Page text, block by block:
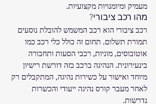
מעמיק ומיומנויות מקצועיות.
מהו רכב ציבורי?
רכב ציבורי הוא רכב המשמש להובלת נוסעים
תמורת תשלום. תחום זה כולל כלי רכב כמו
אוטובוסים, מוניות, רכבי הסעות ותחבורה
בינעירונית. הנהיגה ברכב כזה דורשת רישיון
מיוחד ואישור על כשירות נהיגה, המתקבלים רק
לאחר מעבר קורס נהיגה ייעודי והכשרות
נדרשות.